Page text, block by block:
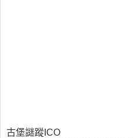
古堡謎蹤ICO